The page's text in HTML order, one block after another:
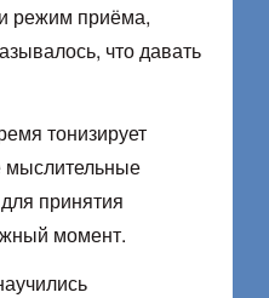
режим приёма,
что давать
тонизирует
мыслительные
принятия
момент.